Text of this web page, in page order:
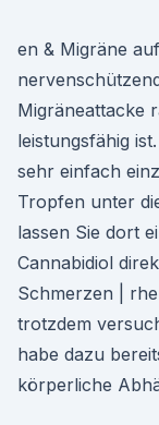
en & Migräne
Migräneattacke
leistungsfähig
sehr einfach
Tropfen unter
lassen Sie dort
Cannabidiol
Schmerzen |
trotzdem
habe dazu
körperliche